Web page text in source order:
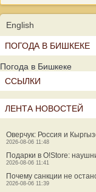
English
ПОГОДА В БИШКЕКЕ
Погода в Бишкеке
ССЫЛКИ
ЛЕНТА НОВОСТЕЙ
Оверчук: Россия и
2026-08-06 11:48
Подарки в O!Store:
2026-08-06 11:41
Почему санкции не
2026-08-06 11:39